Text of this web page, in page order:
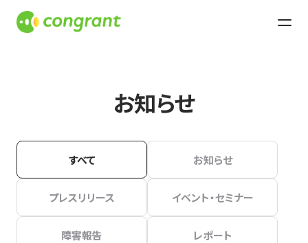
お知らせ
すべて お知らせ
プレスリリース イベント・セミナー
障害報告 レポート